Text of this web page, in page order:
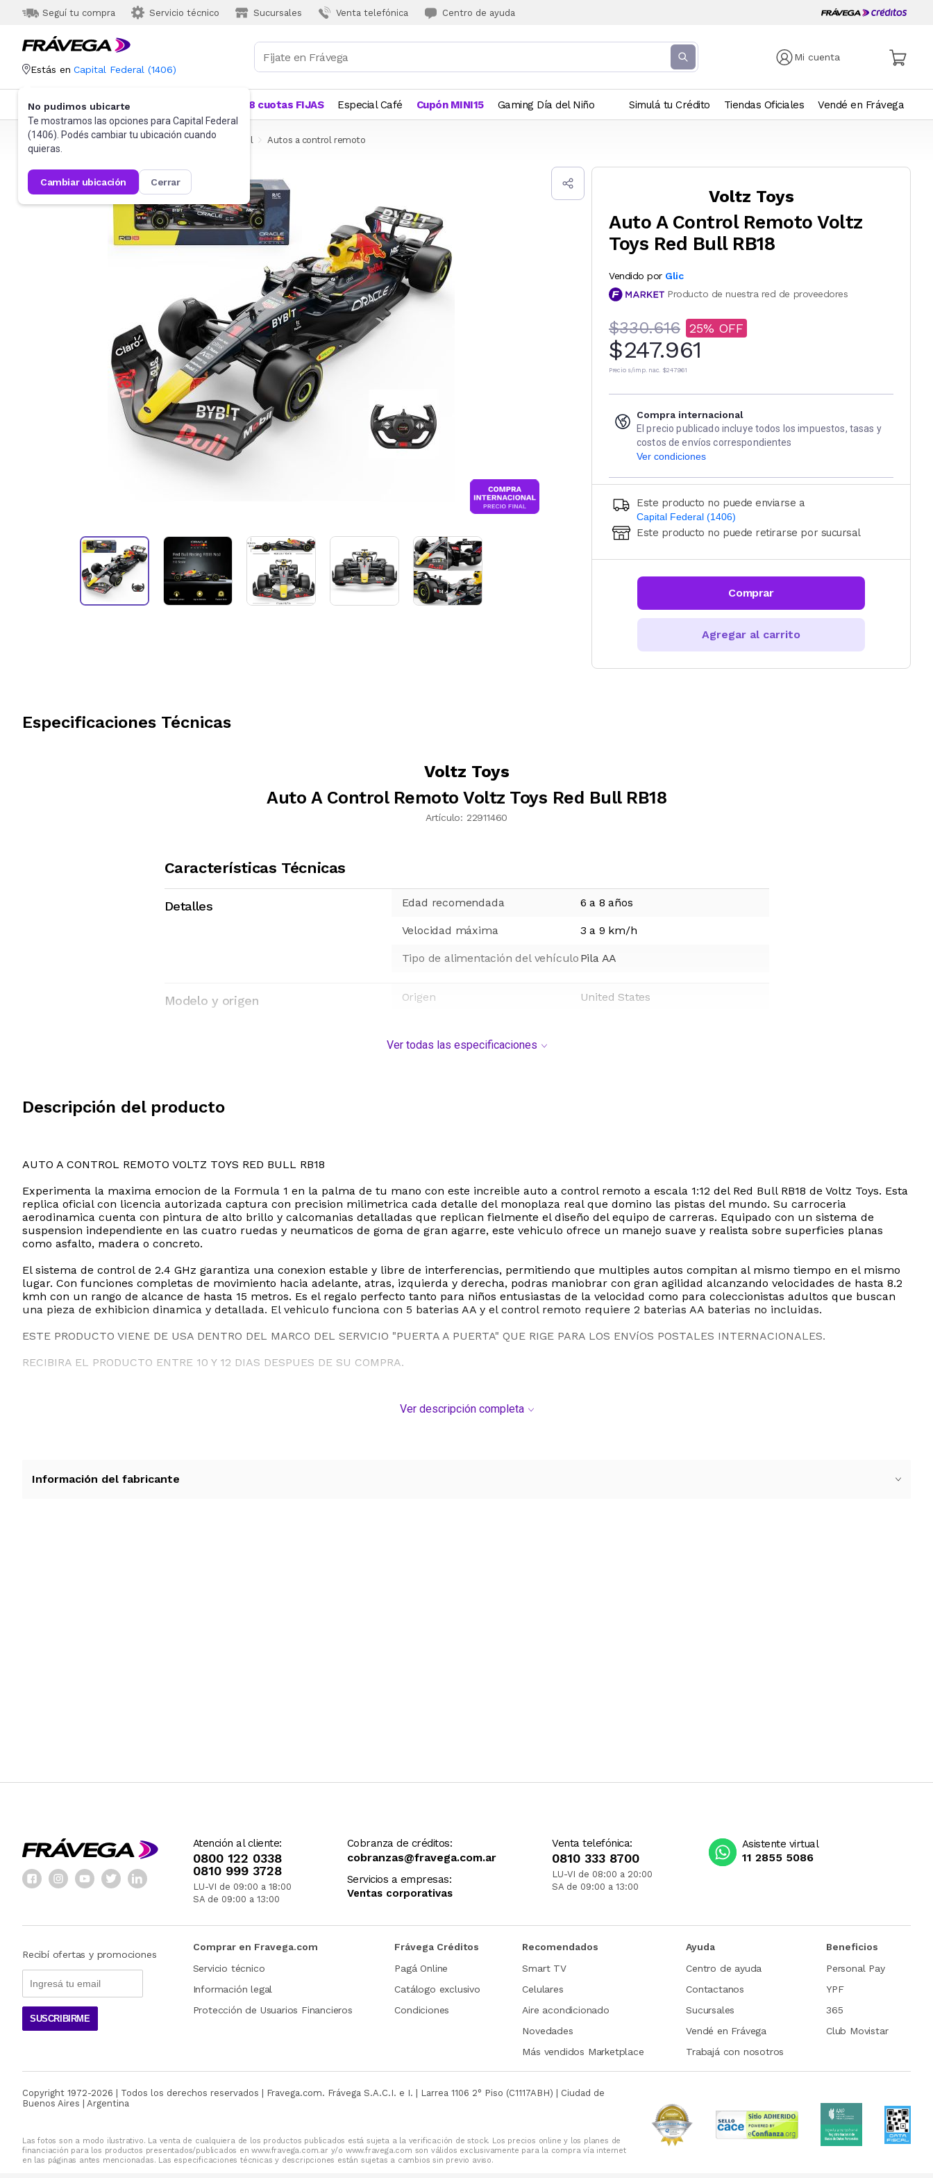
Seguí tu compra Servicio técnico Sucursales Venta telefónica Centro de ayuda
Mi cuenta
Estás en Capital Federal (1406)
No pudimos ubicarte
Te mostramos las opciones para Capital Federal
(1406). Podés cambiar tu ubicación cuando
quieras.
cambiar ubicación cerrar
Categorías Más Vendidos 18 cuotas FIJAS Especial Café Cupón MINI15 Gaming Día del Niño Simulá tu Crédito Tiendas Oficiales Vendé en Frávega
Frávega Juguetes y Juegos Vehículos radio control Autos a control remoto
Voltz Toys
Auto A Control Remoto Voltz
Toys Red Bull RB18
Vendido por Glic
Producto de nuestra red de proveedores
$330.616 25
$247.961
Precio s/imp. nac. $247.961
Compra internacional
El precio publicado incluye todos los impuestos, tasas y
costos de envíos correspondientes
Ver condiciones
Este producto no puede enviarse a
Capital Federal (1406)
Ingresá código postal (sólo números)
CALCULAR
Este producto no puede retirarse por sucursal
Comprar
Agregar al carrito
Especificaciones Técnicas
Voltz Toys
Auto A Control Remoto Voltz Toys Red Bull RB18
Artículo: 22911460
Características Técnicas
Detalles Edad recomendada 6 a 8 años
Velocidad máxima 3 a 9 km/h
Tipo de alimentación del vehículo Pila AA
Modelo y origen Origen United States
Ver todas las especificaciones
Descripción del producto
AUTO A CONTROL REMOTO VOLTZ TOYS RED BULL RB18
Experimenta la maxima emocion de la Formula 1 en la palma de tu mano con este increible auto a control remoto a escala 1:12 del Red Bull RB18 de Voltz Toys. Esta
replica oficial con licencia autorizada captura con precision milimetrica cada detalle del monoplaza real que domino las pistas del mundo. Su carroceria
aerodinamica cuenta con pintura de alto brillo y calcomanias detalladas que replican fielmente el diseño del equipo de carreras. Equipado con un sistema de
suspension independiente en las cuatro ruedas y neumaticos de goma de gran agarre, este vehiculo ofrece un manejo suave y realista sobre superficies planas
como asfalto, madera o concreto.
El sistema de control de 2.4 GHz garantiza una conexion estable y libre de interferencias, permitiendo que multiples autos compitan al mismo tiempo en el mismo
lugar. Con funciones completas de movimiento hacia adelante, atras, izquierda y derecha, podras maniobrar con gran agilidad alcanzando velocidades de hasta 8.2
kmh con un rango de alcance de hasta 15 metros. Es el regalo perfecto tanto para niños entusiastas de la velocidad como para coleccionistas adultos que buscan
una pieza de exhibicion dinamica y detallada. El vehiculo funciona con 5 baterias AA y el control remoto requiere 2 baterias AA baterias no incluidas.
ESTE PRODUCTO VIENE DE USA DENTRO DEL MARCO DEL SERVICIO "PUERTA A PUERTA" QUE RIGE PARA LOS ENVíOS POSTALES INTERNACIONALES.
RECIBIRA EL PRODUCTO ENTRE 10 Y 12 DIAS DESPUES DE SU COMPRA.
Ver descripción completa
Información del fabricante
Atención al cliente:
0800 122 0338
0810 999 3728
LU-VI de 09:00 a 18:00
SA de 09:00 a 13:00
Cobranza de créditos:
cobranzas@fravega.com.ar
Servicios a empresas:
Ventas corporativas
Venta telefónica:
0810 333 8700
LU-VI de 08:00 a 20:00
SA de 09:00 a 13:00
Asistente virtual
11 2855 5086
Recibí ofertas y promociones
SUSCRIBIRME
Comprar en Fravega.com
Servicio técnico
Información legal
Protección de Usuarios Financieros
Frávega Créditos
Pagá Online
Catálogo exclusivo
Condiciones
Recomendados
Smart TV
Celulares
Aire acondicionado
Novedades
Más vendidos Marketplace
Ayuda
Centro de ayuda
Contactanos
Sucursales
Vendé en Frávega
Trabajá con nosotros
Beneficios
Personal Pay
YPF
365
Club Movistar
Copyright 1972-2026 | Todos los derechos reservados | Fravega.com. Frávega S.A.C.I. e I. | Larrea 1106 2° Piso (C1117ABH) | Ciudad de
Buenos Aires | Argentina
Las fotos son a modo ilustrativo. La venta de cualquiera de los productos publicados está sujeta a la verificación de stock. Los precios online y los planes de
financiación para los productos presentados/publicados en www.fravega.com.ar y/o www.fravega.com son válidos exclusivamente para la compra vía internet
en las páginas antes mencionadas. Las especificaciones técnicas y descripciones están sujetas a cambios sin previo aviso.